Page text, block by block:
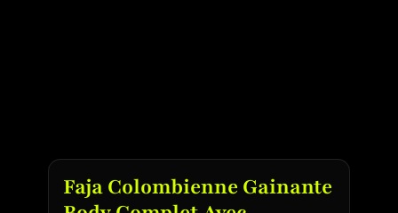
Faja Colombienne Gainante